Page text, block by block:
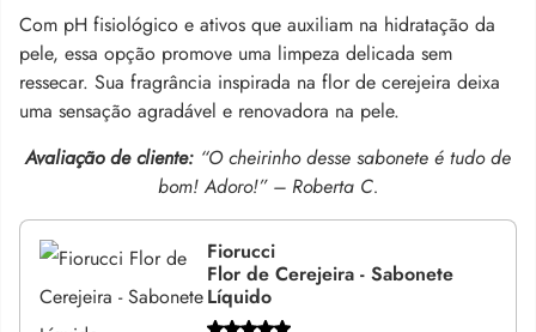
Com pH fisiológico e ativos que auxiliam na hidratação da
pele, essa opção promove uma limpeza delicada sem
ressecar. Sua fragrância inspirada na flor de cerejeira deixa
uma sensação agradável e renovadora na pele.
Avaliação de cliente: “O cheirinho desse sabonete é tudo de
bom! Adoro!” – Roberta C.
Fiorucci
Flor de Cerejeira - Sabonete
Líquido